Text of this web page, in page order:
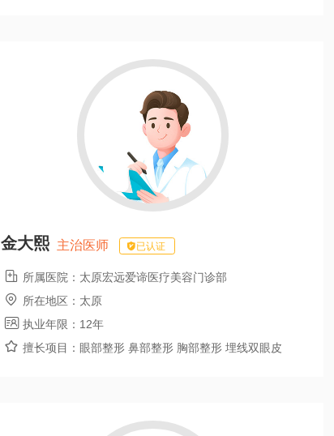
金大熙 主治医师 已认证
 所属医院： 太原宏远爱谛医疗美容门诊部
 所在地区： 太原
 执业年限： 12年
 擅长项目： 眼部整形 鼻部整形 胸部整形 埋线双眼皮